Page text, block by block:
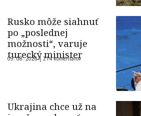
Rusko môže siahnuť
po „poslednej
možnosti“, varuje
turecký minister
09. 08. 2026 | 214 komentárov
Ukrajina chce už na